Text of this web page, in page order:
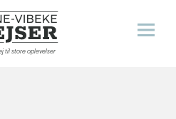
Rejser
til store oplevelser
Åbn